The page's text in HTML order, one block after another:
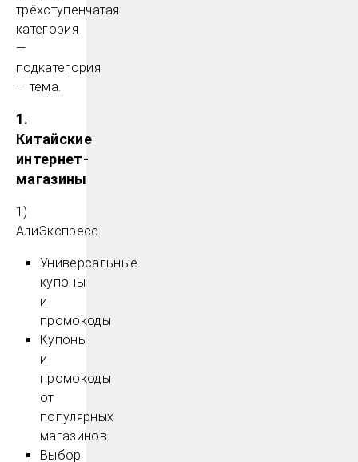
трёхступенчатая:
категория
—
подкатегория
— тема.
1.
Китайские
интернет-
магазины
1)
АлиЭкспресс
Универсальные
купоны
и
промокоды
Купоны
и
промокоды
от
популярных
магазинов
Выбор